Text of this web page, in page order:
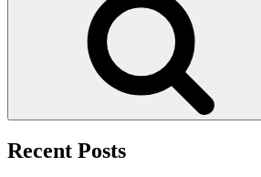
Recent Posts